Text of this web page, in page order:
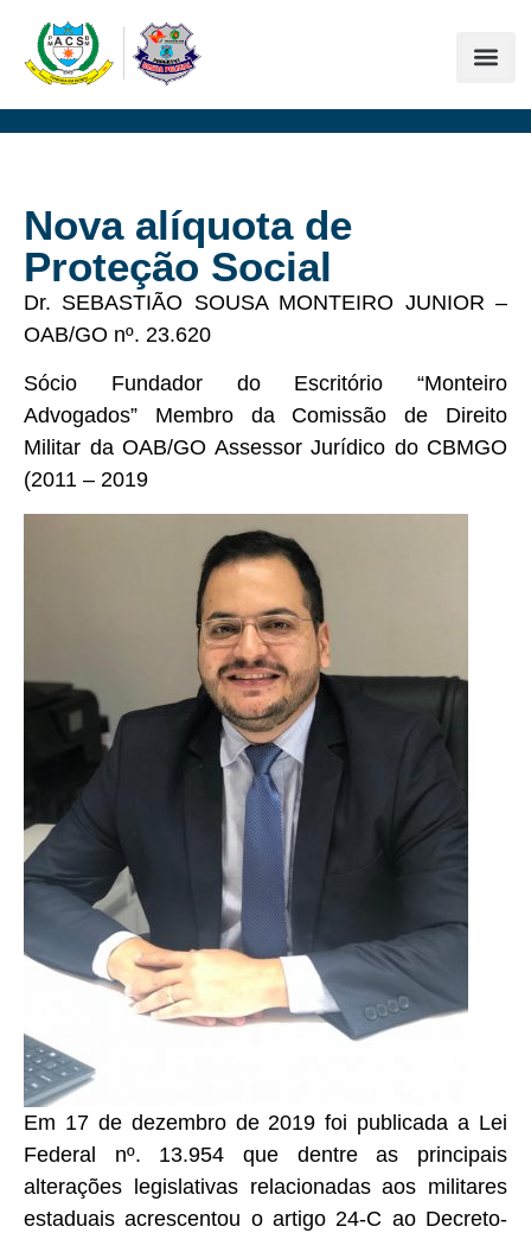
Nova alíquota de
Proteção Social
Dr. SEBASTIÃO SOUSA MONTEIRO JUNIOR –
OAB/GO nº. 23.620
Sócio Fundador do Escritório “Monteiro
Advogados” Membro da Comissão de Direito
Militar da OAB/GO Assessor Jurídico do CBMGO
(2011 – 2019
Em 17 de dezembro de 2019 foi publicada a Lei
Federal nº. 13.954 que dentre as principais
alterações legislativas relacionadas aos militares
estaduais acrescentou o artigo 24-C ao Decreto-